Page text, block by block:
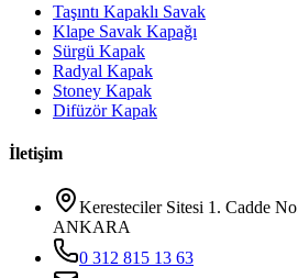
Taşıntı Kapaklı Savak
Klape Savak Kapağı
Sürgü Kapak
Radyal Kapak
Stoney Kapak
Difüzör Kapak
İletişim
Keresteciler Sitesi 1. Cadde
ANKARA
0 312 815 13 63